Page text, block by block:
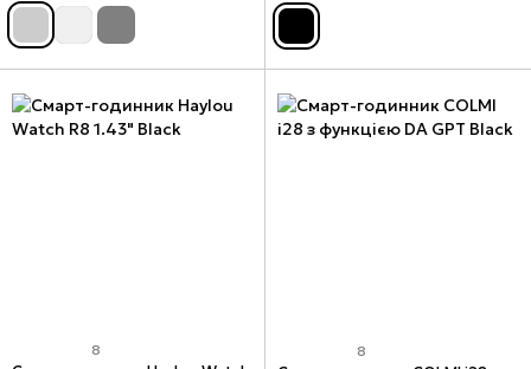
8 8